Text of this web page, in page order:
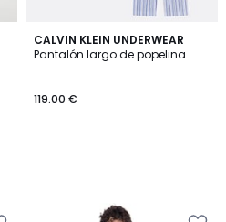
CALVIN KLEIN UNDERWEAR
Pantalón largo de popelina
119.00 €